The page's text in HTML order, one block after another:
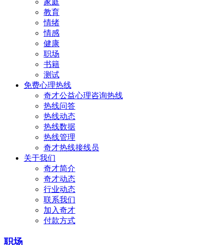
家庭
教育
情绪
情感
健康
职场
书籍
测试
免费心理热线
奇才公益心理咨询热线
热线问答
热线动态
热线数据
热线管理
奇才热线接线员
关于我们
奇才简介
奇才动态
行业动态
联系我们
加入奇才
付款方式
职场